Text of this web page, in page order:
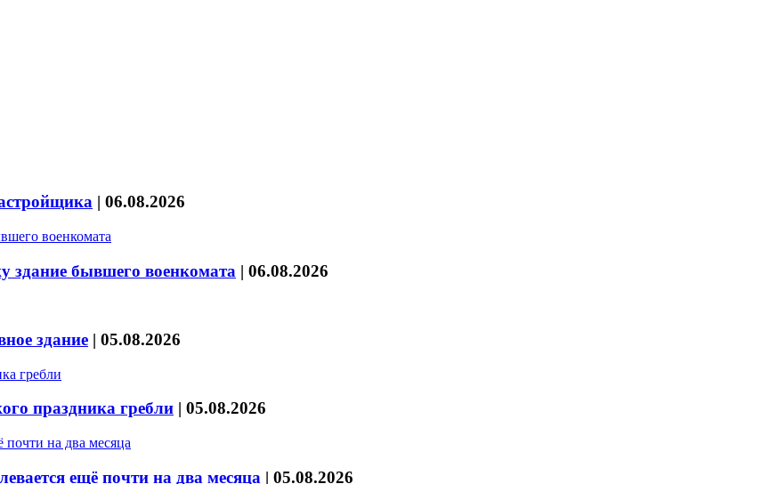
| 06.08.2026
здание бывшего военкомата | 06.08.2026
здание | 05.08.2026
праздника гребли | 05.08.2026
ещё почти на два месяца | 05.08.2026